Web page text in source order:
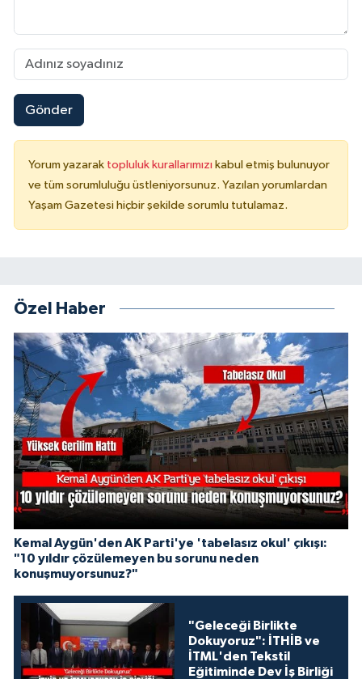
Gönder
Yorum yazarak topluluk kurallarımızı kabul etmiş bulunuyor
ve tüm sorumluluğu üstleniyorsunuz. Yazılan yorumlardan
Yaşam Gazetesi hiçbir şekilde sorumlu tutulamaz.
Özel Haber
Kemal Aygün'den AK Parti'ye 'tabelasız okul' çıkışı:
"10 yıldır çözülemeyen bu sorunu neden
konuşmuyorsunuz?"
"Geleceği Birlikte
Dokuyoruz": İTHİB ve
İTML'den Tekstil
Eğitiminde Dev İş Birliği